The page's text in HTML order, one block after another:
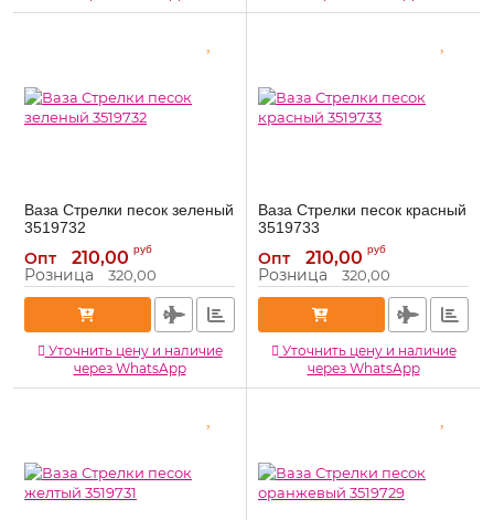
Ваза Стрелки песок зеленый
3519732
Артикул: 3519732
Опт 210,00 руб
Розница 320,00
Уточнить цену и наличие
через WhatsApp
Ваза Стрелки песок красный
3519733
Артикул: 3519733
Опт 210,00 руб
Розница 320,00
Уточнить цену и наличие
через WhatsApp